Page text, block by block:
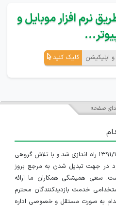
نرم افزار موبایل و
اپلیکیشن کلیک کنید
صفحه
سایت ایران استخدام در تاریخ ۱۳۹۱/۱/۱۰ راه اندازی شد و با تلاش گروهی
در جهت تبدیل شدن به مرجع بروز
سعی همیشگی همکاران ما ارائه
خدمت بازدیدکنندگان محترم
به صورت مستقل و خصوصی اداره